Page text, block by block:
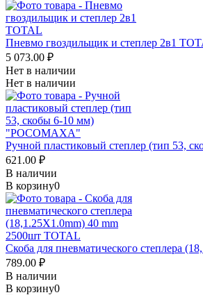
Пневмо гвоздильщик и степлер 2в1
5 073.00 ₽
Нет в наличии
Нет в наличии
Ручной пластиковый степлер (тип
621.00 ₽
В наличии
В корзину0
Скоба для пневматического степлера
789.00 ₽
В наличии
В корзину0